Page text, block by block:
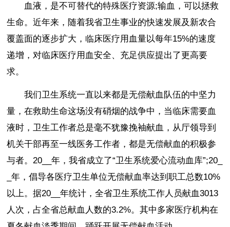
血液，是不可替代的特殊医疗资源;输血，可以拯救
生命。近年来，随着我省卫生事业的快速发展及新农合
覆盖面的逐步扩大，临床医疗用血量以每年15%的速度
递增，对临床医疗用血安全、充足供应提出了更高要
求。
我们卫生系统一直以来都是无偿献血队伍的中坚力
量，在救助生命这场没有硝烟的战争中，当临床需要血
液时，卫生工作者总是毫不犹豫挽袖献血，从厅领导到
机关干部再至一线医务工作者，都是无偿献血的积极参
与者。20__年，我省成立了“卫生系统爱心流动血库”;20_
_年，倡导各医疗卫生单位无偿献血率达到职工总数10%
以上。据20__年统计，全省卫生系统工作人员献血3013
人次，占全省总献血人数的3.2%。其中多家医疗机构在